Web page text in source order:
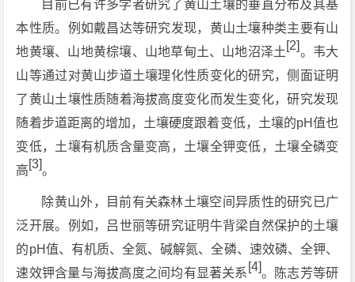
目前已有许多学者研究了黄山土壤的垂直分布及其基
本性质。例如戴昌达等研究发现，黄山土壤种类主要有山
地黄壤、山地黄棕壤、山地草甸土、山地沼泽土[2]。韦大
山等通过对黄山步道土壤理化性质变化的研究，侧面证明
了黄山土壤性质随着海拔高度变化而发生变化，研究发现
随着步道距离的增加，土壤硬度跟着变低，土壤的pH值也
变低，土壤有机质含量变高，土壤全钾变低，土壤全磷变
高[3]。
除黄山外，目前有关森林土壤空间异质性的研究已广
泛开展。例如，吕世丽等研究证明牛背梁自然保护的土壤
的pH值、有机质、全氮、碱解氮、全磷、速效磷、全钾、
速效钾含量与海拔高度之间均有显著关系 [4]。陈志芳等研